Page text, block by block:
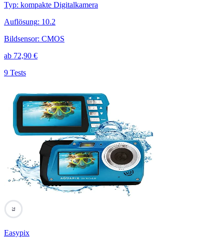
Typ: kompakte Digitalkamera
Auflösung: 10.2
Bildsensor: CMOS
ab 72,90 €
9 Tests
73
Easypix